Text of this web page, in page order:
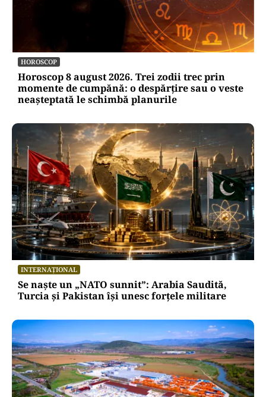
HOROSCOP
Horoscop 8 august 2026. Trei zodii trec prin
momente de cumpănă: o despărțire sau o veste
neașteptată le schimbă planurile
INTERNAȚIONAL
Se naște un „NATO sunnit”: Arabia Saudită,
Turcia și Pakistan își unesc forțele militare